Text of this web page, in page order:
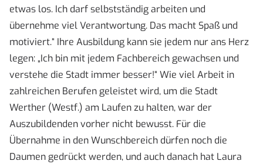
etwas los. Ich darf selbstständig arbeiten und
übernehme viel Verantwortung. Das macht Spaß und
motiviert.“ Ihre Ausbildung kann sie jedem nur ans Herz
legen: „Ich bin mit jedem Fachbereich gewachsen und
verstehe die Stadt immer besser!“ Wie viel Arbeit in
zahlreichen Berufen geleistet wird, um die Stadt
Werther (Westf.) am Laufen zu halten, war der
Auszubildenden vorher nicht bewusst. Für die
Übernahme in den Wunschbereich dürfen noch die
Daumen gedrückt werden, und auch danach hat Laura